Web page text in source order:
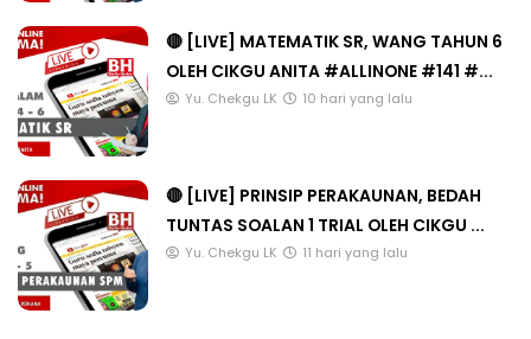
🔴 [LIVE] MATEMATIK SR, WANG TAHUN 6
OLEH CIKGU ANITA #ALLINONE #141 #...
Yu. Chekgu LK 10 hari yang lalu
🔴 [LIVE] PRINSIP PERAKAUNAN, BEDAH
TUNTAS SOALAN 1 TRIAL OLEH CIKGU ...
Yu. Chekgu LK 11 hari yang lalu